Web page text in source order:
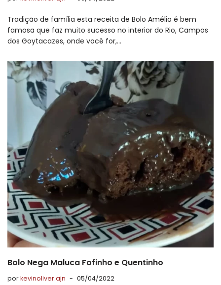
Tradição de família esta receita de Bolo Amélia é bem
famosa que faz muito sucesso no interior do Rio, Campos
dos Goytacazes, onde você for,…
Bolo Nega Maluca Fofinho e Quentinho
porkevinoliver.ajn 05/04/2022